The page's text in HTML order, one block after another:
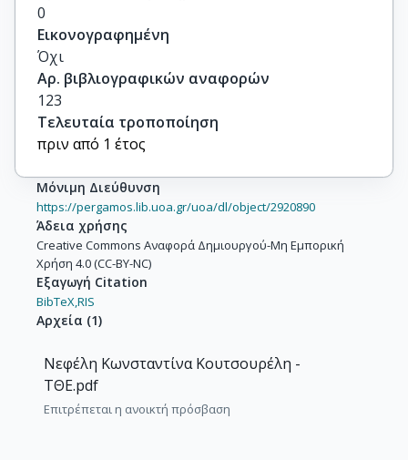
0
Εικονογραφημένη
Όχι
Αρ. βιβλιογραφικών αναφορών
123
Τελευταία τροποποίηση
πριν από 1 έτος
Μόνιμη Διεύθυνση
https://pergamos.lib.uoa.gr/uoa/dl/object/2920890
Άδεια χρήσης
Creative Commons Αναφορά Δημιουργού-Μη Εμπορική
Χρήση 4.0 (CC-BY-NC)
Εξαγωγή Citation
BibTeX,RIS
Αρχεία (1)
Νεφέλη Κωνσταντίνα Κουτσουρέλη -
ΤΘΕ.pdf
Επιτρέπεται η ανοικτή πρόσβαση